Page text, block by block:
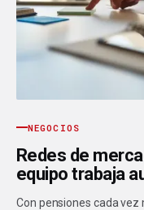
NEGOCIOS
Redes de
equipo trabaja
Con pensiones cada vez